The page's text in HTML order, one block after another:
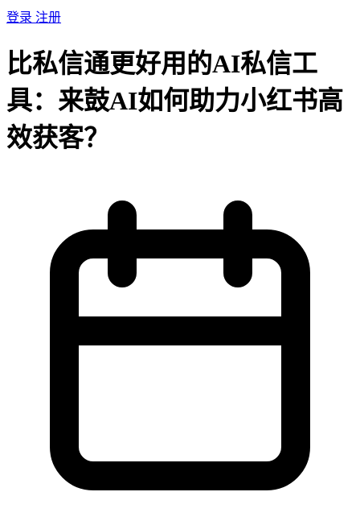
登录 注册
比私信通更好用的AI私信工
具：来鼓AI如何助力小红书高
效获客？